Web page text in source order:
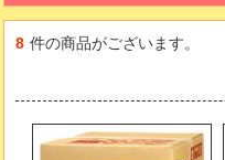
8 件の商品がございます。